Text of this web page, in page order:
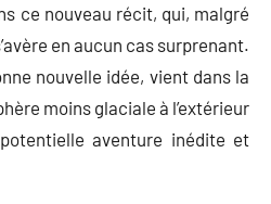
ce nouveau récit, qui, malgré
en aucun cas surprenant.
nouvelle idée, vient dans la
moins glaciale à l’extérieur
aventure inédite et